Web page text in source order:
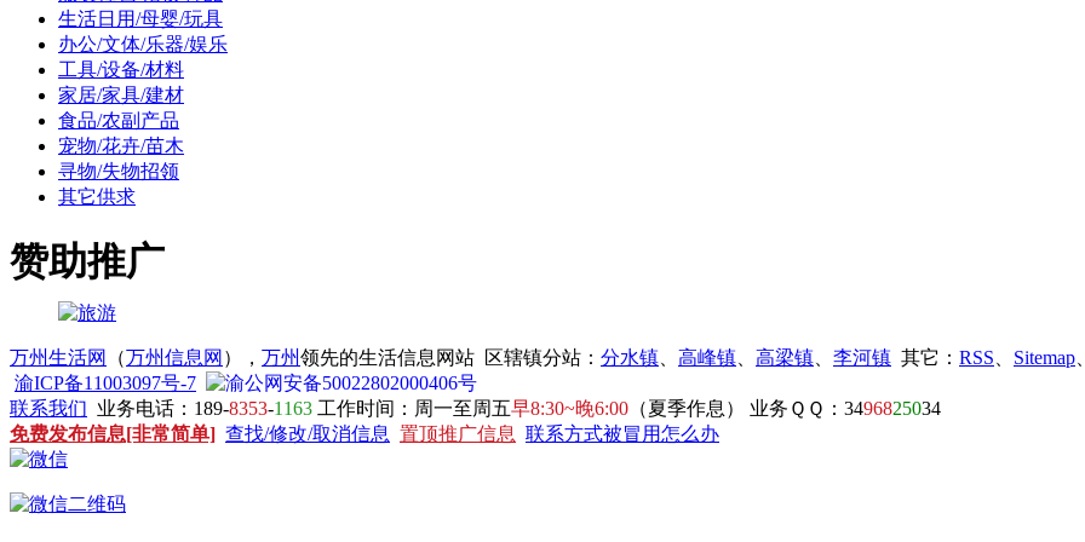
生活日用/母婴/玩具
办公/文体/乐器/娱乐
工具/设备/材料
家居/家具/建材
食品/农副产品
宠物/花卉/苗木
寻物/失物招领
其它供求
赞助推广
万州生活网 （万州信息网 ）， 万州领先的生活信息网站 区辖镇分站： 分水镇 高峰镇 高梁镇 李河镇 其它： RSS Sitemap
渝ICP备11003097号-7
渝公网安备50022802000406号
联系我们 业务电话：189-8353-1163 工作时间：周一至周五早8:30~晚6:00 （夏季作息） 业务ＱＱ：3496825034
免费发布信息[非常简单] 查找/修改/取消信息 置顶推广信息 联系方式被冒用怎么办